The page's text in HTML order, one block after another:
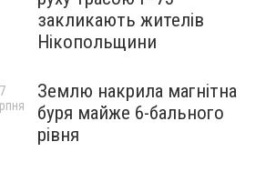
закликають жителів
Нікопольщини
Землю накрила магнітна
буря майже 6-бального
рівня